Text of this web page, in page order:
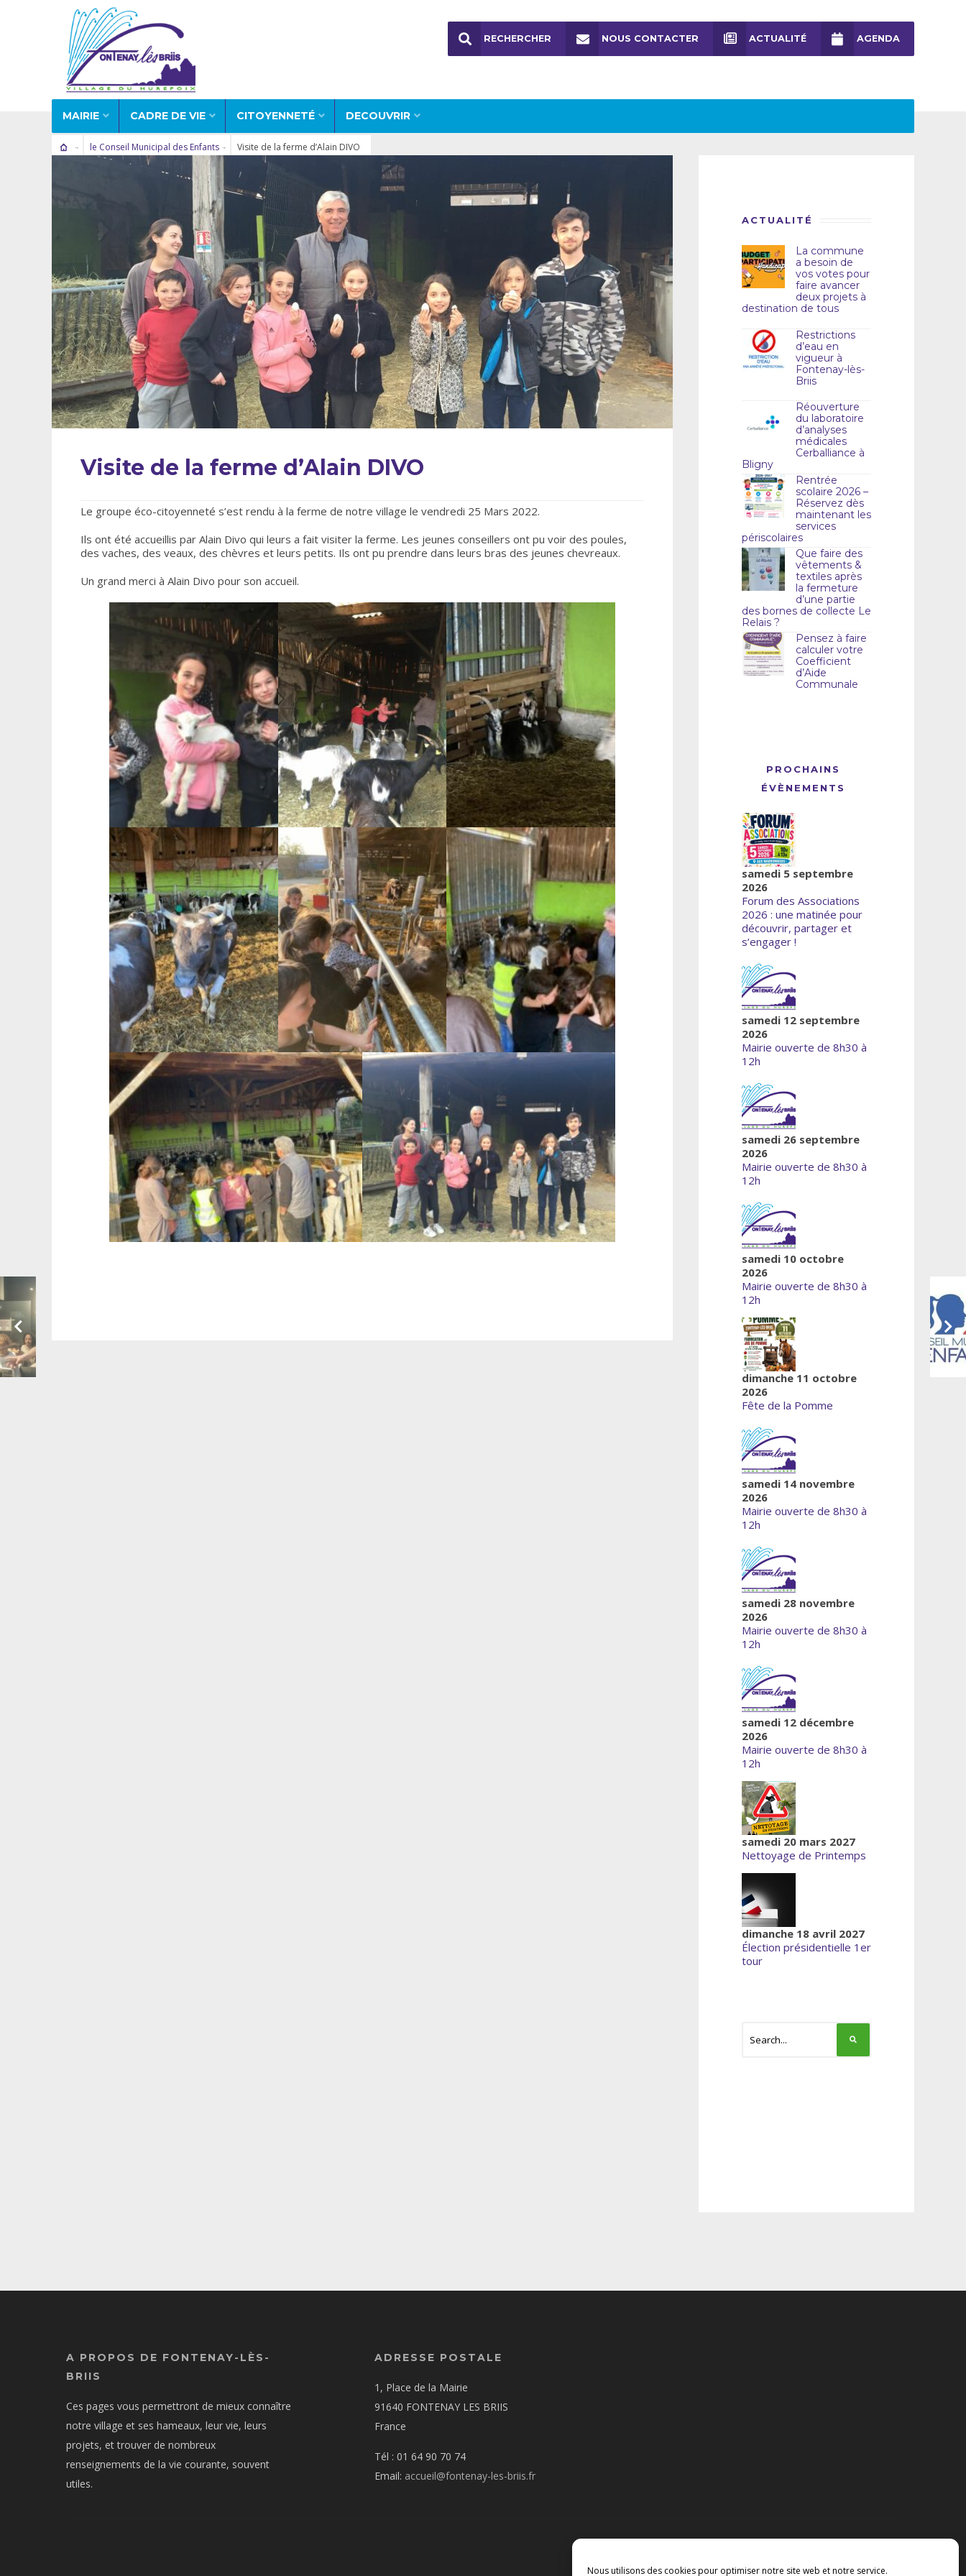
Nous utilisons des cookies pour optimiser notre site web et notre service.
MAIRIE CADRE DE VIE CITOYENNETÉ DECOUVRIR
RECHERCHER NOUS CONTACTER ACTUALITÉ AGENDA
le Conseil Municipal des Enfants Visite de la ferme d’Alain DIVO
Visite de la ferme d’Alain DIVO
Le groupe éco-citoyenneté s’est rendu à la ferme de notre village le vendredi 25 Mars 2022.
Ils ont été accueillis par Alain Divo qui leurs a fait visiter la ferme. Les jeunes conseillers ont pu voir des poules,
des vaches, des veaux, des chèvres et leurs petits. Ils ont pu prendre dans leurs bras des jeunes chevreaux.
Un grand merci à Alain Divo pour son accueil.
ACTUALITÉ
La commune
a besoin de
vos votes pour
faire avancer
deux projets à
destination de tous
Restrictions
d’eau en
vigueur à
Fontenay-lès-
Briis
Réouverture
du laboratoire
d’analyses
médicales
Cerballiance à
Bligny
Rentrée
scolaire 2026 –
Réservez dès
maintenant les
services
périscolaires
Que faire des
vêtements &
textiles après
la fermeture
d’une partie
des bornes de collecte Le
Relais ?
Pensez à faire
calculer votre
Coefficient
d’Aide
Communale
PROCHAINS
ÉVÈNEMENTS
samedi 5 septembre
2026
Forum des Associations
2026 : une matinée pour
découvrir, partager et
s’engager !
samedi 12 septembre
2026
Mairie ouverte de 8h30 à
12h
samedi 26 septembre
2026
Mairie ouverte de 8h30 à
12h
samedi 10 octobre
2026
Mairie ouverte de 8h30 à
12h
dimanche 11 octobre
2026
Fête de la Pomme
samedi 14 novembre
2026
Mairie ouverte de 8h30 à
12h
samedi 28 novembre
2026
Mairie ouverte de 8h30 à
12h
samedi 12 décembre
2026
Mairie ouverte de 8h30 à
12h
samedi 20 mars 2027
Nettoyage de Printemps
dimanche 18 avril 2027
Élection présidentielle 1er
tour
A PROPOS DE FONTENAY-LÈS-
BRIIS
Ces pages vous permettront de mieux connaître
notre village et ses hameaux, leur vie, leurs
projets, et trouver de nombreux
renseignements de la vie courante, souvent
utiles.
ADRESSE POSTALE
1, Place de la Mairie
91640 FONTENAY LES BRIIS
France
Tél : 01 64 90 70 74
Email: accueil@fontenay-les-briis.fr